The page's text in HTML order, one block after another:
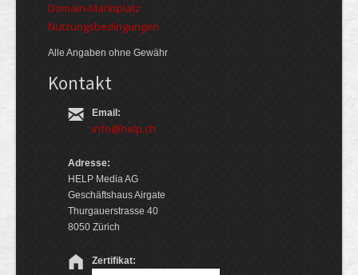
Domain-Marktplatz
Nutzungsbedingungen
Alle Angaben ohne Gewähr
Kontakt
Email:
info@help.ch
Adresse:
HELP Media AG
Geschäftshaus Airgate
Thurgauerstrasse 40
8050 Zürich
Zertifikat: